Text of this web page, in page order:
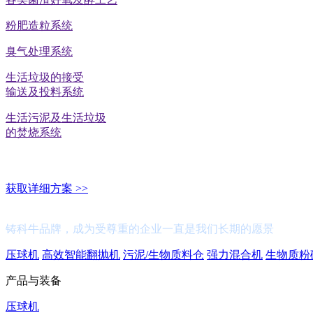
粉肥造粒系统
臭气处理系统
生活垃圾的接受
输送及投料系统
生活污泥及生活垃圾
的焚烧系统
获取详细方案 >>
铸科牛品牌，成为受尊重的企业一直是我们长期的愿景
压球机 高效智能翻抛机 污泥/生物质料仓 强力混合机 生物质粉
产品与装备
压球机